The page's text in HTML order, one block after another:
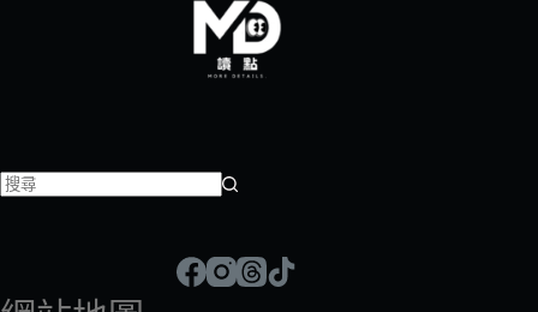
符